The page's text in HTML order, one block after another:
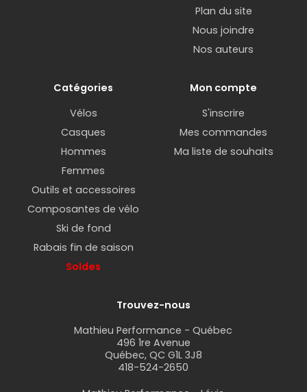
Plan du site
Nous joindre
Nos auteurs
Catégories
Vélos
Casques
Hommes
Femmes
Outils et accessoires
Composantes de vélo
Ski de fond
Rabais fin de saison
Soldes
Mon compte
S'inscrire
Mes commandes
Ma liste de souhaits
Trouvez-nous
Mathieu Performance - Québec
496 1re Avenue
Québec, QC G1L 3J8
418-524-2650